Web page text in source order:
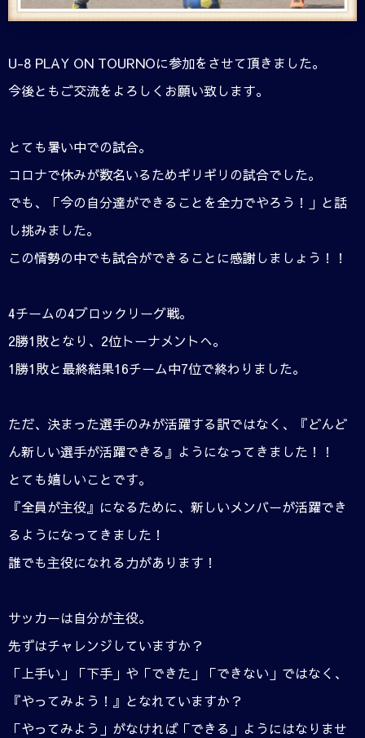
U-8 PLAY ON TOURNOに参加をさせて頂きました。
今後ともご交流をよろしくお願い致します。
とても暑い中での試合。
コロナで休みが数名いるためギリギリの試合でした。
でも、「今の自分達ができることを全力でやろう！」と話
し挑みました。
この情勢の中でも試合ができることに感謝しましょう！！
4チームの4ブロックリーグ戦。
2勝1敗となり、2位トーナメントへ。
1勝1敗と最終結果16チーム中7位で終わりました。
ただ、決まった選手のみが活躍する訳ではなく、『どんど
ん新しい選手が活躍できる』ようになってきました！！
とても嬉しいことです。
『全員が主役』になるために、新しいメンバーが活躍でき
るようになってきました！
誰でも主役になれる力があります！
サッカーは自分が主役。
先ずはチャレンジしていますか？
「上手い」「下手」や「できた」「できない」ではなく、
『やってみよう！』となれていますか？
「やってみよう」がなければ「できる」ようにはなりませ